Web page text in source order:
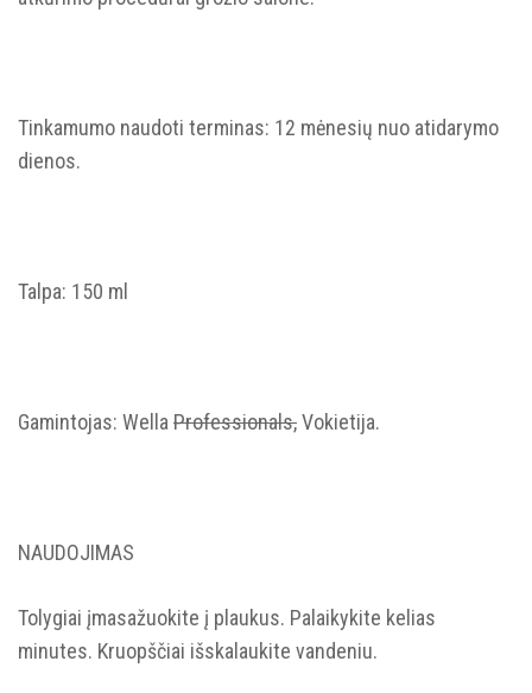
Tinkamumo naudoti terminas: 12 mėnesių nuo atidarymo
dienos.
Talpa: 150 ml
Gamintojas: Wella Professionals,Vokietija.
NAUDOJIMAS
Tolygiai įmasažuokite į plaukus. Palaikykite kelias
minutes. Kruopščiai išskalaukite vandeniu.
Sutinku, kad mano asmens duomenys būtų